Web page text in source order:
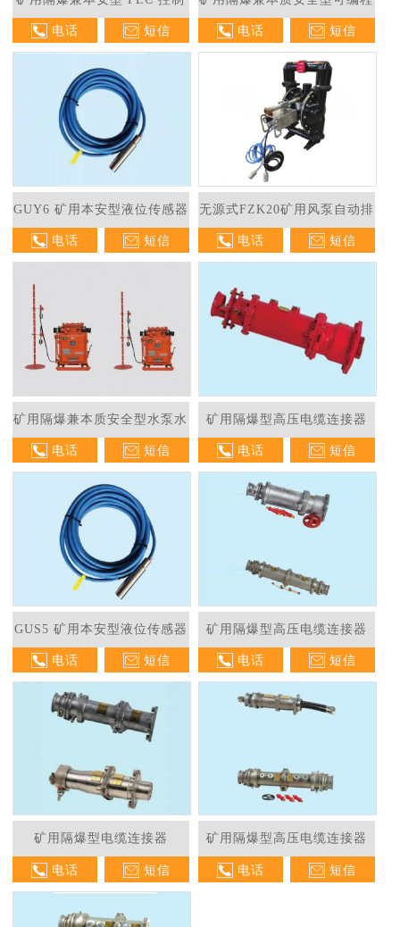
电话 短信 水位控制器
电话 短信
GUY6 矿用本安型液位传感器
电话 短信
无源式FZK20矿用风泵自动排
水控制器
电话 短信
矿用隔爆兼本质安全型水泵水
位控制器
电话 短信
矿用隔爆型高压电缆连接器
电话 短信
GUS5 矿用本安型液位传感器
电话 短信
矿用隔爆型高压电缆连接器
电话 短信
矿用隔爆型电缆连接器
电话 短信
矿用隔爆型高压电缆连接器
电话 短信